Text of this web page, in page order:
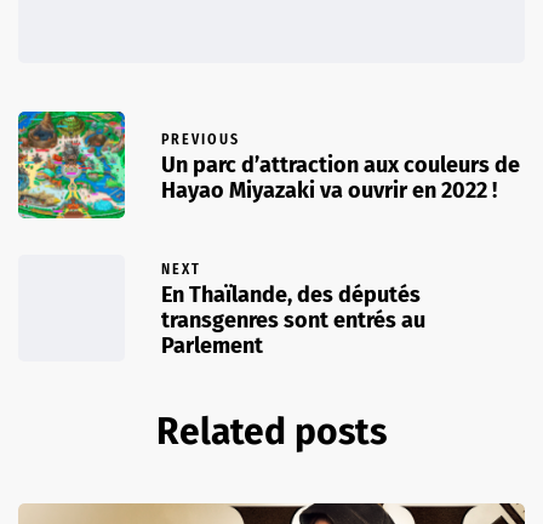
PREVIOUS
Un parc d’attraction aux couleurs de
Hayao Miyazaki va ouvrir en 2022 !
NEXT
En Thaïlande, des députés
transgenres sont entrés au
Parlement
Related posts